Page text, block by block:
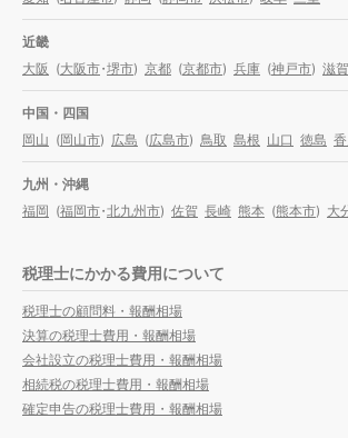
近畿
大阪 (大阪市・堺市) 京都 (京都市) 兵庫 (神戸市) 滋賀
中国・四国
岡山 (岡山市) 広島 (広島市) 鳥取 島根 山口 徳島
九州・沖縄
福岡 (福岡市・北九州市) 佐賀 長崎 熊本 (熊本市) 大
税理士にかかる費用について
税理士の顧問料・報酬相場
決算の税理士費用・報酬相場
会社設立の税理士費用・報酬相場
相続税の税理士費用・報酬相場
確定申告の税理士費用・報酬相場